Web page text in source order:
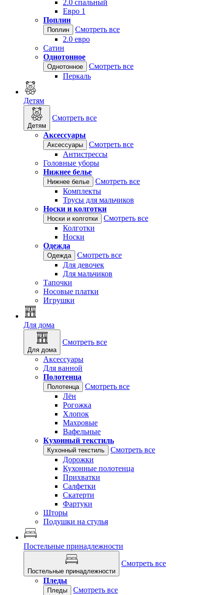
2.0 спальный
Евро 1
Поплин
Поплин
Смотреть все
2.0 евро
Сатин
Однотонное
Однотонное
Смотреть все
Перкаль
Детям
Детям
Смотреть все
Аксессуары
Аксессуары
Смотреть все
Антистрессы
Головные уборы
Нижнее белье
Нижнее белье
Смотреть все
Комплекты
Трусы для мальчиков
Носки и колготки
Носки и колготки
Смотреть все
Колготки
Носки
Одежда
Одежда
Смотреть все
Для девочек
Для мальчиков
Тапочки
Носовые платки
Игрушки
Для дома
Для дома
Смотреть все
Аксессуары
Для ванной
Полотенца
Полотенца
Смотреть все
Лён
Рогожка
Хлопок
Махровые
Вафельные
Кухонный текстиль
Кухонный текстиль
Смотреть все
Дорожки
Кухонные полотенца
Прихватки
Салфетки
Скатерти
Фартуки
Шторы
Подушки на стулья
Постельные принадлежности
Постельные принадлежности
Смотреть все
Пледы
Пледы
Смотреть все